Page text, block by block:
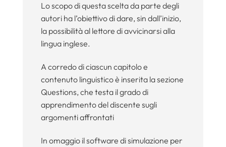
Lo scopo di questa scelta da parte degli
autori ha l’obiettivo di dare, sin dall’inizio,
la possibilità al lettore di avvicinarsi alla
lingua inglese.
A corredo di ciascun capitolo e
contenuto linguistico è inserita la sezione
Questions, che testa il grado di
apprendimento del discente sugli
argomenti affrontati
In omaggio il software di simulazione per